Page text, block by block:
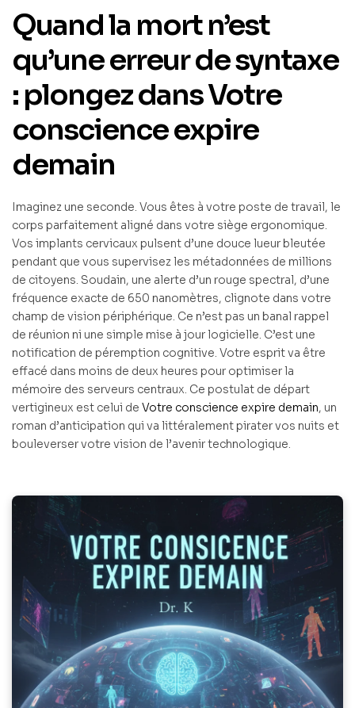
Quand la mort n’est
qu’une erreur de syntaxe
: plongez dans Votre
conscience expire
demain
Imaginez une seconde. Vous êtes à votre poste de travail, le
corps parfaitement aligné dans votre siège ergonomique.
Vos implants cervicaux pulsent d’une douce lueur bleutée
pendant que vous supervisez les métadonnées de millions
de citoyens. Soudain, une alerte d’un rouge spectral, d’une
fréquence exacte de 650 nanomètres, clignote dans votre
champ de vision périphérique. Ce n’est pas un banal rappel
de réunion ni une simple mise à jour logicielle. C’est une
notification de péremption cognitive. Votre esprit va être
effacé dans moins de deux heures pour optimiser la
mémoire des serveurs centraux. Ce postulat de départ
vertigineux est celui de Votre conscience expire demain, un
roman d’anticipation qui va littéralement pirater vos nuits et
bouleverser votre vision de l’avenir technologique.